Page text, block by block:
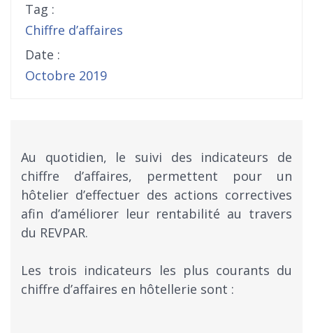
Tag :
Chiffre d’affaires
Date :
Octobre 2019
Au quotidien, le suivi des indicateurs de
chiffre d’affaires, permettent pour un
hôtelier d’effectuer des actions correctives
afin d’améliorer leur rentabilité au travers
du REVPAR.
Les trois indicateurs les plus courants du
chiffre d’affaires en hôtellerie sont :